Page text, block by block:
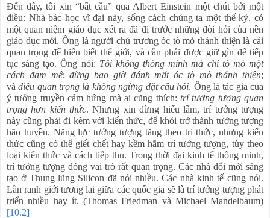
Đến đây, tôi xin “bắt cầu” qua Albert Einstein một chút bởi một
điều: Nhà bác học vĩ đại này, sống cách chúng ta một thế kỷ, có
một quan niệm giáo dục xét ra đã đi trước những đòi hỏi của nền
giáo dục mới. Ông là người chủ trương óc tò mò thánh thiện là cái
quan trọng để hiểu biết thế giới, và cần phải được giữ gìn để tiếp
tục sáng tạo. Ông nói: Tôi không thông minh mà chỉ tò mò một
cách đam mê;đừng bao giờ đánh mất óc tò mò thánh thiện;
vàđiều quan trọng là không ngừng đặt câu hỏi. Ông là tác giả của
ý tưởng truyền cảm hứng mà ai cũng thích: trí tưởng tượng quan
trọng hơn kiến thức. Nhưng xin đừng hiểu lầm, trí tưởng tượng
này cũng phải đi kèm với kiến thức, để khỏi trở thành tưởng tượng
hão huyền. Năng lực tưởng tượng tăng theo tri thức, nhưng kiến
thức cũng có thể giết chết hay kềm hãm trí tưởng tượng, tùy theo
loại kiến thức và cách tiếp thu. Trong thời đại kinh tế thông minh,
trí tưởng tượng đóng vai trò rất quan trọng. Các nhà đổi mới sáng
tạo ở Thung lũng Silicon đã nói nhiều. Các nhà kinh tế cũng nói.
Lằn ranh giới tương lai giữa các quốc gia sẽ là trí tưởng tượng phát
triển nhiều hay ít. (Thomas Friedman và Michael Mandelbaum)
[10.2]